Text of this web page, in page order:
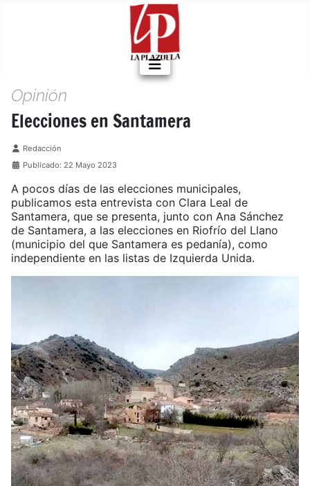
Opinión
Elecciones en Santamera
Detalles
Redacción
Publicado: 22 Mayo 2023
A pocos días de las elecciones municipales,
publicamos esta entrevista con Clara Leal de
Santamera, que se presenta, junto con Ana Sánchez
de Santamera, a las elecciones en Riofrío del Llano
(municipio del que Santamera es pedanía), como
independiente en las listas de Izquierda Unida.